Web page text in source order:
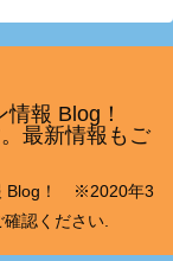
情報 Blog！
最新情報もご
Blog！ ※2020年3
認ください.